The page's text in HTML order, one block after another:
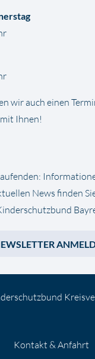
wir auch einen
Ihnen!
News finden
Kontakt & Anfahrt